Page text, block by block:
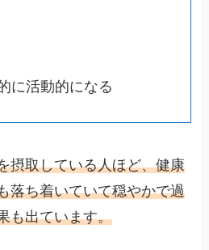
に活動的になる
摂取している人ほど、健康
落ち着いていて穏やかで過
も出ています。